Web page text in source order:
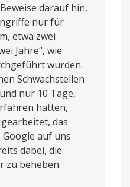
darauf hin,
nur für
etwa zwei
Jahre“, wie
wurden.
Schwachstellen
nur 10 Tage,
hatten,
das
Google auf uns
dabei, die
zu beheben.